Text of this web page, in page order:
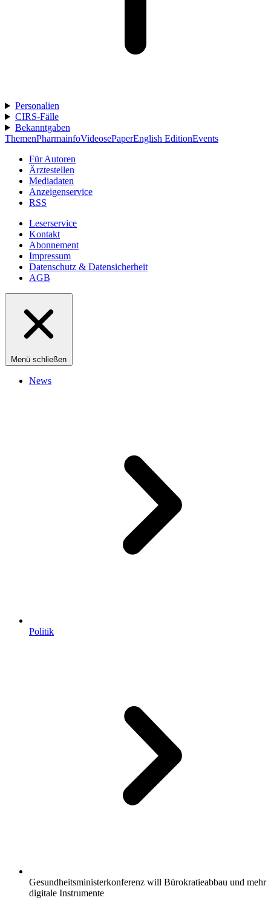
Personalien
CIRS-Fälle
Bekanntgaben
ThemenPharmainfoVideosePaperEnglish EditionEvents
Für Autoren
Ärztestellen
Mediadaten
Anzeigenservice
RSS
Leserservice
Kontakt
Abonnement
Impressum
Datenschutz & Datensicherheit
AGB
Menü schließen
News
Politik
Gesundheitsministerkonferenz will Bürokratieabbau und mehr
digitale Instrumente